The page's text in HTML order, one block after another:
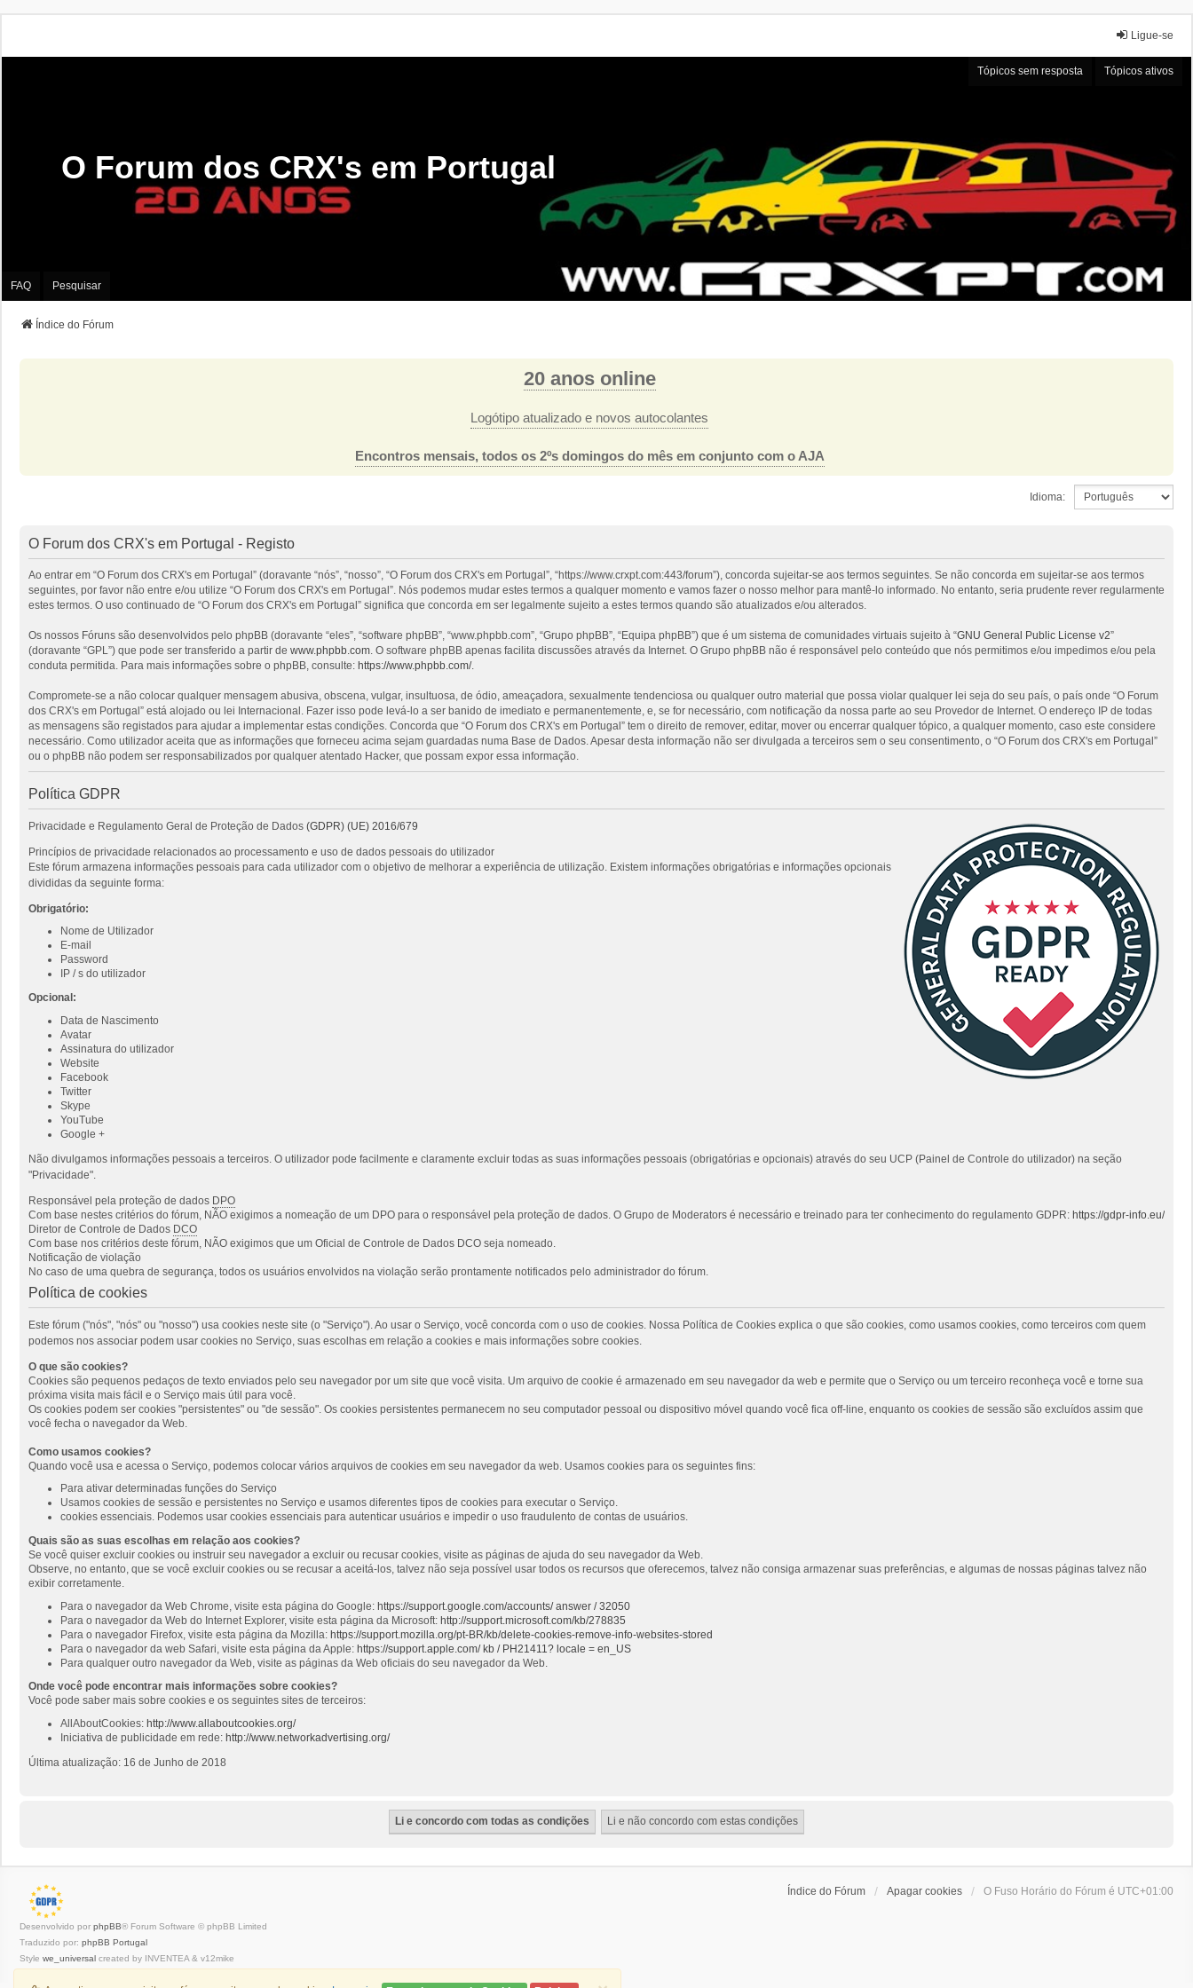
Ligue-se
Tópicos sem resposta Tópicos ativos
O Forum dos CRX's em Portugal
FAQ Pesquisar
Índice do Fórum
20 anos online
Logótipo atualizado e novos autocolantes
Encontros mensais, todos os 2ºs domingos do mês em conjunto com o AJA
Idioma:
O Forum dos CRX's em Portugal - Registo
Ao entrar em “O Forum dos CRX's em Portugal” (doravante “nós”, “nosso”, “O Forum dos CRX's em Portugal”, “https://www.crxpt.com:443/forum”), concorda sujeitar-se aos termos seguintes. Se não concorda em sujeitar-se aos termos
seguintes, por favor não entre e/ou utilize “O Forum dos CRX's em Portugal”. Nós podemos mudar estes termos a qualquer momento e vamos fazer o nosso melhor para mantê-lo informado. No entanto, seria prudente rever regularmente
estes termos. O uso continuado de “O Forum dos CRX's em Portugal” significa que concorda em ser legalmente sujeito a estes termos quando são atualizados e/ou alterados.
Os nossos Fóruns são desenvolvidos pelo phpBB (doravante “eles”, “software phpBB”, “www.phpbb.com”, “Grupo phpBB”, “Equipa phpBB”) que é um sistema de comunidades virtuais sujeito à “GNU General Public License v2”
(doravante “GPL”) que pode ser transferido a partir de www.phpbb.com. O software phpBB apenas facilita discussões através da Internet. O Grupo phpBB não é responsável pelo conteúdo que nós permitimos e/ou impedimos e/ou pela
conduta permitida. Para mais informações sobre o phpBB, consulte: https://www.phpbb.com/.
Compromete-se a não colocar qualquer mensagem abusiva, obscena, vulgar, insultuosa, de ódio, ameaçadora, sexualmente tendenciosa ou qualquer outro material que possa violar qualquer lei seja do seu país, o país onde “O Forum
dos CRX's em Portugal” está alojado ou lei Internacional. Fazer isso pode levá-lo a ser banido de imediato e permanentemente, e, se for necessário, com notificação da nossa parte ao seu Provedor de Internet. O endereço IP de todas
as mensagens são registados para ajudar a implementar estas condições. Concorda que “O Forum dos CRX's em Portugal” tem o direito de remover, editar, mover ou encerrar qualquer tópico, a qualquer momento, caso este considere
necessário. Como utilizador aceita que as informações que forneceu acima sejam guardadas numa Base de Dados. Apesar desta informação não ser divulgada a terceiros sem o seu consentimento, o “O Forum dos CRX's em Portugal”
ou o phpBB não podem ser responsabilizados por qualquer atentado Hacker, que possam expor essa informação.
Política GDPR
Privacidade e Regulamento Geral de Proteção de Dados (GDPR) (UE) 2016/679
Princípios de privacidade relacionados ao processamento e uso de dados pessoais do utilizador
Este fórum armazena informações pessoais para cada utilizador com o objetivo de melhorar a experiência de utilização. Existem informações obrigatórias e informações opcionais
divididas da seguinte forma:
Obrigatório:
Nome de Utilizador
E-mail
Password
IP / s do utilizador
Opcional:
Data de Nascimento
Avatar
Assinatura do utilizador
Website
Facebook
Twitter
Skype
YouTube
Google +
Não divulgamos informações pessoais a terceiros. O utilizador pode facilmente e claramente excluir todas as suas informações pessoais (obrigatórias e opcionais) através do seu UCP (Painel de Controle do utilizador) na seção
"Privacidade".
Responsável pela proteção de dados DPO
Com base nestes critérios do fórum, NÃO exigimos a nomeação de um DPO para o responsável pela proteção de dados. O Grupo de Moderators é necessário e treinado para ter conhecimento do regulamento GDPR: https://gdpr-info.eu/
Diretor de Controle de Dados DCO
Com base nos critérios deste fórum, NÃO exigimos que um Oficial de Controle de Dados DCO seja nomeado.
Notificação de violação
No caso de uma quebra de segurança, todos os usuários envolvidos na violação serão prontamente notificados pelo administrador do fórum.
Política de cookies
Este fórum ("nós", "nós" ou "nosso") usa cookies neste site (o "Serviço"). Ao usar o Serviço, você concorda com o uso de cookies. Nossa Política de Cookies explica o que são cookies, como usamos cookies, como terceiros com quem
podemos nos associar podem usar cookies no Serviço, suas escolhas em relação a cookies e mais informações sobre cookies.
O que são cookies?
Cookies são pequenos pedaços de texto enviados pelo seu navegador por um site que você visita. Um arquivo de cookie é armazenado em seu navegador da web e permite que o Serviço ou um terceiro reconheça você e torne sua
próxima visita mais fácil e o Serviço mais útil para você.
Os cookies podem ser cookies "persistentes" ou "de sessão". Os cookies persistentes permanecem no seu computador pessoal ou dispositivo móvel quando você fica off-line, enquanto os cookies de sessão são excluídos assim que
você fecha o navegador da Web.
Como usamos cookies?
Quando você usa e acessa o Serviço, podemos colocar vários arquivos de cookies em seu navegador da web. Usamos cookies para os seguintes fins:
Para ativar determinadas funções do Serviço
Usamos cookies de sessão e persistentes no Serviço e usamos diferentes tipos de cookies para executar o Serviço.
cookies essenciais. Podemos usar cookies essenciais para autenticar usuários e impedir o uso fraudulento de contas de usuários.
Quais são as suas escolhas em relação aos cookies?
Se você quiser excluir cookies ou instruir seu navegador a excluir ou recusar cookies, visite as páginas de ajuda do seu navegador da Web.
Observe, no entanto, que se você excluir cookies ou se recusar a aceitá-los, talvez não seja possível usar todos os recursos que oferecemos, talvez não consiga armazenar suas preferências, e algumas de nossas páginas talvez não
exibir corretamente.
Para o navegador da Web Chrome, visite esta página do Google: https://support.google.com/accounts/ answer / 32050
Para o navegador da Web do Internet Explorer, visite esta página da Microsoft: http://support.microsoft.com/kb/278835
Para o navegador Firefox, visite esta página da Mozilla: https://support.mozilla.org/pt-BR/kb/delete-cookies-remove-info-websites-stored
Para o navegador da web Safari, visite esta página da Apple: https://support.apple.com/ kb / PH21411? locale = en_US
Para qualquer outro navegador da Web, visite as páginas da Web oficiais do seu navegador da Web.
Onde você pode encontrar mais informações sobre cookies?
Você pode saber mais sobre cookies e os seguintes sites de terceiros:
AllAboutCookies: http://www.allaboutcookies.org/
Iniciativa de publicidade em rede: http://www.networkadvertising.org/
Última atualização: 16 de Junho de 2018
Índice do Fórum Apagar cookies O Fuso Horário do Fórum é UTC+01:00
Desenvolvido por phpBB® Forum Software © phpBB Limited
Traduzido por: phpBB Portugal
Style we_universal created by INVENTEA & v12mike